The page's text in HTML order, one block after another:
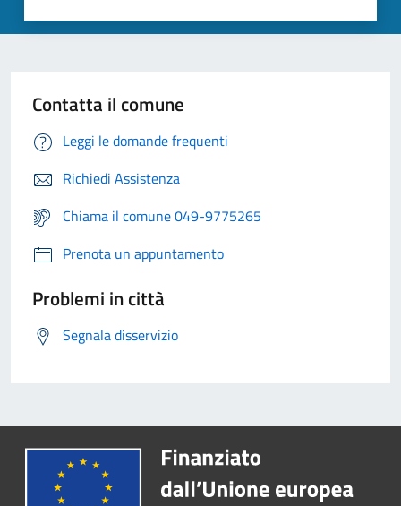
Contatta il comune
Leggi le domande frequenti
Richiedi Assistenza
Chiama il comune 049-9775265
Prenota un appuntamento
Problemi in città
Segnala disservizio